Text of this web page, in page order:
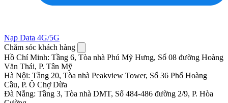
Nạp Data 4G/5G
Chăm sóc khách hàng
Hồ Chí Minh: Tầng 6, Tòa nhà Phú Mỹ Hưng, Số 08 đường Hoàng
Văn Thái, P. Tân Mỹ
Hà Nội: Tầng 20, Tòa nhà Peakview Tower, Số 36 Phố Hoàng
Cầu, P. Ô Chợ Dừa
Đà Nẵng: Tầng 3, Tòa nhà DMT, Số 484-486 đường 2/9, P. Hòa